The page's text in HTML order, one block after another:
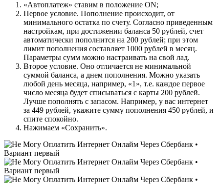
«Автоплатеж» ставим в положение ON;
Первое условие. Пополнение происходит, от
минимального остатка по счету. Согласно приведенным
настройкам, при достижении баланса 50 рублей, счет
автоматически пополнится на 200 рублей; при этом
лимит пополнения составляет 1000 рублей в месяц.
Параметры сумм можно настраивать на свой лад.
Второе условие. Оно отличается не минимальной
суммой баланса, а днем пополнения. Можно указать
любой день месяца, например, «1», т.е. каждое первое
число месяца будет списываться с карты 200 рублей.
Лучше пополнять с запасом. Например, у вас интернет
за 449 рублей, укажите сумму пополнения 450 рублей, и
спите спокойно.
Нажимаем «Сохранить».